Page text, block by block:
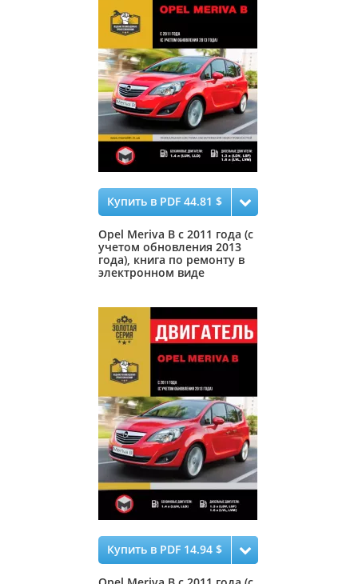
Купить в PDF 44.81 $
Opel Meriva B с 2011 года (с
учетом обновления 2013
года), книга по ремонту в
электронном виде
Купить в PDF 14.94 $